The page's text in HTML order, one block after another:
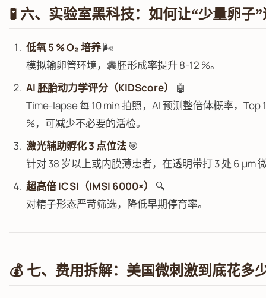
🧪 六、实验室黑科技：如何让“少量卵子
低氧 5 % O₂ 培养🌬️
模拟输卵管环境，囊胚形成率提升 8-12 %。
AI 胚胎动力学评分（KIDScore）
🤖
Time-lapse 每 10 min 拍照，AI 预测整倍体概率，Top
%，可减少不必要的活检。
激光辅助孵化 3 点位法 🎯
针对 38 岁以上或内膜薄患者，在透明带打 3 处 6 μm
超高倍 ICSI（IMSI 6000×）
🔍
对精子形态严苛筛选，降低早期停育率。
💰 七、费用拆解：美国微刺激到底花多